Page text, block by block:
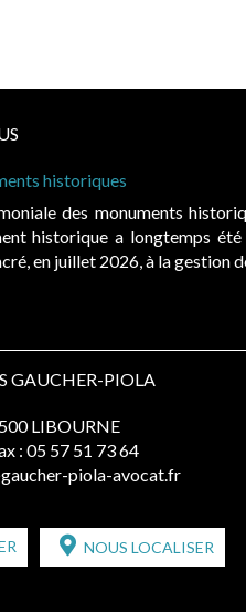
historiques
des monuments
historique a longtemps
en juillet 2026, à la gestion
GAUCHER-PIOLA
LIBOURNE
: 05 57 51 73 64
piola-avocat.fr
NOUS LOCALISER